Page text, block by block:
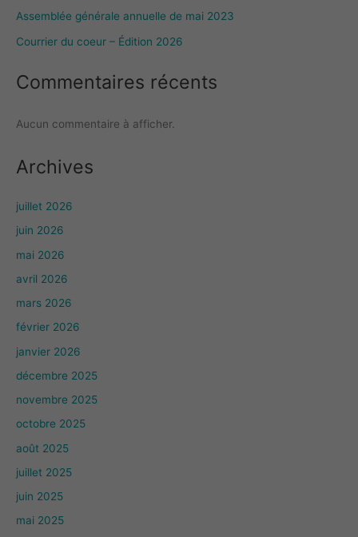
Assemblée générale annuelle de mai 2023
Courrier du coeur – Édition 2026
Commentaires récents
Aucun commentaire à afficher.
Archives
juillet 2026
juin 2026
mai 2026
avril 2026
mars 2026
février 2026
janvier 2026
décembre 2025
novembre 2025
octobre 2025
août 2025
juillet 2025
juin 2025
mai 2025